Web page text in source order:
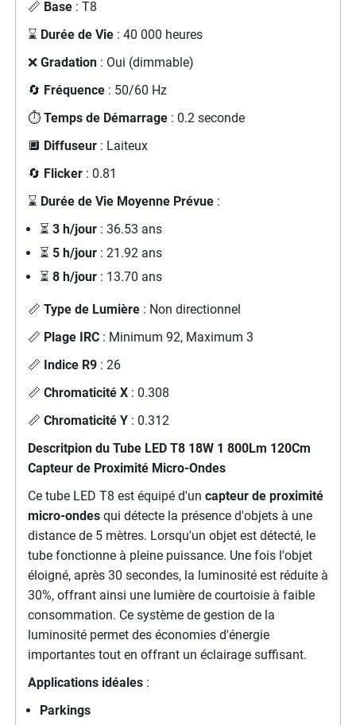
📏 Base: T8
⌛ Durée de Vie: 40 000 heures
❌ Gradation: Oui (dimmable)
🔄 Fréquence: 50/60 Hz
⏱️ Temps de Démarrage: 0.2 seconde
🔲 Diffuseur: Laiteux
🔄 Flicker: 0.81
⌛ Durée de Vie Moyenne Prévue:
⏳ 3 h/jour: 36.53 ans
⏳ 5 h/jour: 21.92 ans
⏳ 8 h/jour: 13.70 ans
📏 Type de Lumière: Non directionnel
📏 Plage IRC: Minimum 92, Maximum 3
📏 Indice R9: 26
📏 Chromaticité X: 0.308
📏 Chromaticité Y: 0.312
Descritpion du Tube LED T8 18W 1 800Lm 120Cm
Capteur de Proximité Micro-Ondes
Ce tube LED T8 est équipé d'un capteur de proximité
micro-ondesqui détecte la présence d'objets à une
distance de 5 mètres. Lorsqu'un objet est détecté, le
tube fonctionne à pleine puissance. Une fois l'objet
éloigné, après 30 secondes, la luminosité est réduite à
30%, offrant ainsi une lumière de courtoisie à faible
consommation. Ce système de gestion de la
luminosité permet des économies d'énergie
importantes tout en offrant un éclairage suffisant.
Applications idéales:
Parkings